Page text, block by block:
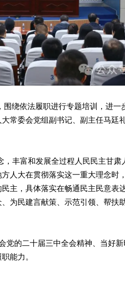
依法履职进行专题培训，进一
常委会党组副书记、副主任马廷
富和发展全过程人民民主甘肃
人大在贯彻落实这一重大理念时
主，具体落实在畅通民主民意表
为民建言献策、示范引领、帮扶
的二十届三中全会精神、当好新
能力。